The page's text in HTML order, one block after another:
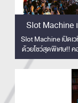
Slot Machine
Big
Slot Machine เปิดเ
ด้วยโชว์สุดพิเศษ!! ค